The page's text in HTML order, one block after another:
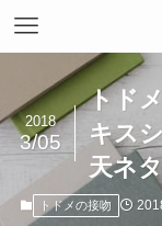
トド
キス
天ネ
2018
3/05
トドメの接吻